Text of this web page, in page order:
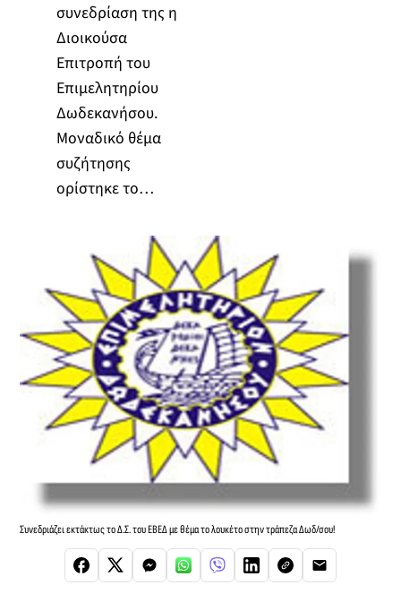
συνεδρίαση της η
Διοικούσα
Επιτροπή του
Επιμελητηρίου
Δωδεκανήσου.
Μοναδικό θέμα
συζήτησης
ορίστηκε το…
Συνεδριάζει εκτάκτως το Δ.Σ. του ΕΒΕΔ με θέμα το λουκέτο στην τράπεζα Δωδ/σου!